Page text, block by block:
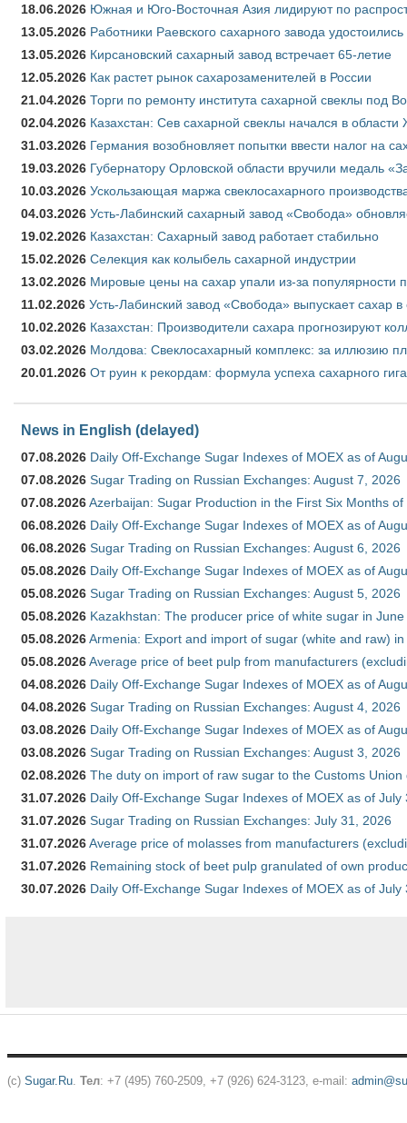
18.06.2026 Южная и Юго-Восточная Азия лидируют по
13.05.2026 Работники Раевского сахарного завода удостоились
13.05.2026 Кирсановский сахарный завод встречает 65-летие
12.05.2026 Как растет рынок сахарозаменителей в России
21.04.2026 Торги по ремонту института сахарной свеклы под
02.04.2026 Казахстан: Сев сахарной свеклы начался в области
31.03.2026 Германия возобновляет попытки ввести налог на
19.03.2026 Губернатору Орловской области вручили медаль
10.03.2026 Ускользающая маржа свеклосахарного
04.03.2026 Усть-Лабинский сахарный завод «Свобода»
19.02.2026 Казахстан: Сахарный завод работает стабильно
15.02.2026 Селекция как колыбель сахарной индустрии
13.02.2026 Мировые цены на сахар упали из-за популярности
11.02.2026 Усть-Лабинский завод «Свобода» выпускает сахар в
10.02.2026 Казахстан: Производители сахара прогнозируют
03.02.2026 Молдова: Свеклосахарный комплекс: за иллюзию
20.01.2026 От руин к рекордам: формула успеха сахарного
News in English (delayed)
07.08.2026 Daily Off-Exchange Sugar Indexes of MOEX as of
07.08.2026 Sugar Trading on Russian Exchanges: August 7, 2026
07.08.2026Azerbaijan: Sugar Production in the First Six Months of
06.08.2026 Daily Off-Exchange Sugar Indexes of MOEX as of
06.08.2026 Sugar Trading on Russian Exchanges: August 6, 2026
05.08.2026 Daily Off-Exchange Sugar Indexes of MOEX as of
05.08.2026 Sugar Trading on Russian Exchanges: August 5, 2026
05.08.2026 Kazakhstan: The producer price of white sugar in
05.08.2026Armenia: Export and import of sugar (white and raw)
05.08.2026Average price of beet pulp from manufacturers
04.08.2026 Daily Off-Exchange Sugar Indexes of MOEX as of
04.08.2026 Sugar Trading on Russian Exchanges: August 4, 2026
03.08.2026 Daily Off-Exchange Sugar Indexes of MOEX as of
03.08.2026 Sugar Trading on Russian Exchanges: August 3, 2026
02.08.2026 The duty on import of raw sugar to the Customs
31.07.2026 Daily Off-Exchange Sugar Indexes of MOEX as of July
31.07.2026 Sugar Trading on Russian Exchanges: July 31, 2026
31.07.2026Average price of molasses from manufacturers
31.07.2026 Remaining stock of beet pulp granulated of own
30.07.2026 Daily Off-Exchange Sugar Indexes of MOEX as of July
(c) Sugar.Ru. Тел: +7 (495) 760-2509, +7 (926) 624-3123, e-mail: